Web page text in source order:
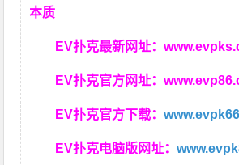
本质
EV扑克最新网址：
EV扑克官方网址：
EV扑克官方下载：
EV扑克电脑版网址：